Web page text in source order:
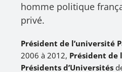
homme politique
privé.
Président de l’université
2006 à 2012, Président de
Présidents d’Universités